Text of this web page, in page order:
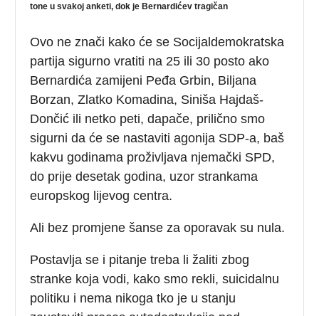
tone u svakoj anketi, dok je Bernardićev tragičan
Ovo ne znači kako će se Socijaldemokratska
partija sigurno vratiti na 25 ili 30 posto ako
Bernardića zamijeni Peđa Grbin, Biljana
Borzan, Zlatko Komadina, Siniša Hajdaš-
Dončić ili netko peti, dapače, prilično smo
sigurni da će se nastaviti agonija SDP-a, baš
kakvu godinama proživljava njemački SPD,
do prije desetak godina, uzor strankama
europskog lijevog centra.
Ali bez promjene šanse za oporavak su nula.
Postavlja se i pitanje treba li žaliti zbog
stranke koja vodi, kako smo rekli, suicidalnu
politiku i nema nikoga tko je u stanju